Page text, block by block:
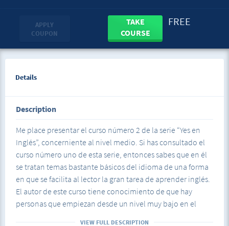
APPLY
COUPON
TAKE
COURSE
FREE
Details
Description
Me place presentar el curso número 2 de la serie “Yes en
Inglés”, concerniente al nivel medio. Si has consultado el
curso número uno de esta serie, entonces sabes que en él
se tratan temas bastante básicos del idioma de una forma
en que se facilita al lector la gran tarea de aprender inglés.
El autor de este curso tiene conocimiento de que hay
personas que empiezan desde un nivel muy bajo en el
VIEW FULL DESCRIPTION